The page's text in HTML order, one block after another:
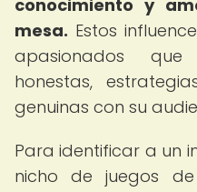
conocimiento y
mesa. Estos
apasionados que
honestas,
genuinas con su
Para identificar a un
nicho de juegos